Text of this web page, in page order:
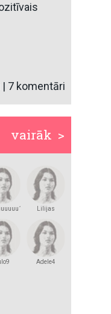
| 7 komentāri
vairāk >
Lilijas
Adele4